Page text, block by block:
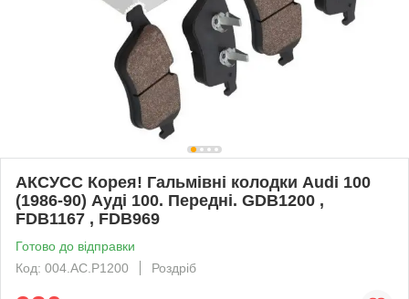
АКСУСС Корея! Гальмівні колодки Audi 100
(1986-90) Ауді 100. Передні. GDB1200 ,
FDB1167 , FDB969
Готово до відправки
Код: 004.AC.P1200
Роздріб